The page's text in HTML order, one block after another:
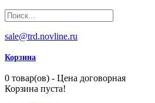
sale@trd.novline.ru
Корзина
0 товар(ов) - Цена договорная
Корзина пуста!